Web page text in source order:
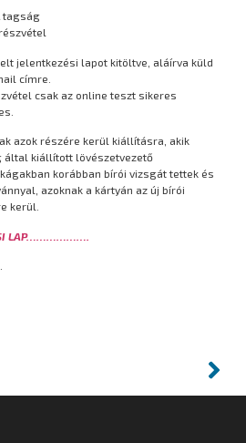
tagság
jelentkezési lapot kitöltve, aláírva küld
címre.
csak az online teszt sikeres
azok részére kerül kiállításra, akik
által kiállított lövészetvezető
korábban bírói vizsgát tettek és
azoknak a kártyán az új bírói
kerül.
LAP……………….